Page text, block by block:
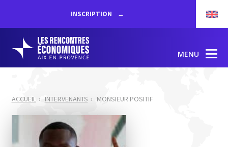
INSCRIPTION
MENU
ACCUEIL INTERVENANTS MONSIEUR POSITIF